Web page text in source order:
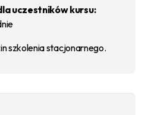
uczestników kursu:
szkolenia stacjonarnego.